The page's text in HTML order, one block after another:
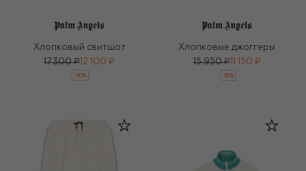
Хлопковый свитшот
17 300 ₽ 12 100 ₽
-30%
Хлопковые джоггеры
15 950 ₽11 150 ₽
-30%